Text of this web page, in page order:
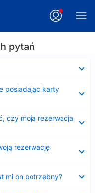
pytań
posiadając karty
czy moja rezerwacja
rezerwację
mi on potrzebny?